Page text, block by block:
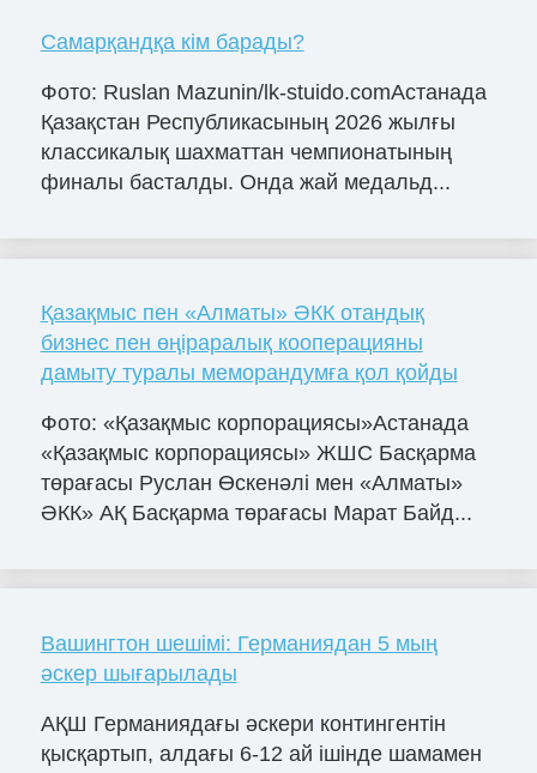
Самарқандқа кім барады?
Фото: Ruslan Mazunin/lk-stuido.comАстанада
Қазақстан Республикасының 2026 жылғы
классикалық шахматтан чемпионатының
финалы басталды. Онда жай медальд...
Қазақмыс пен «Алматы» ӘКК отандық
бизнес пен өңіраралық кооперацияны
дамыту туралы меморандумға қол қойды
Фото: «Қазақмыс корпорациясы»Астанада
«Қазақмыс корпорациясы» ЖШС Басқарма
төрағасы Руслан Өскенәлі мен «Алматы»
ӘКК» АҚ Басқарма төрағасы Марат Байд...
Вашингтон шешімі: Германиядан 5 мың
әскер шығарылады
АҚШ Германиядағы әскери контингентін
қысқартып, алдағы 6-12 ай ішінде шамамен